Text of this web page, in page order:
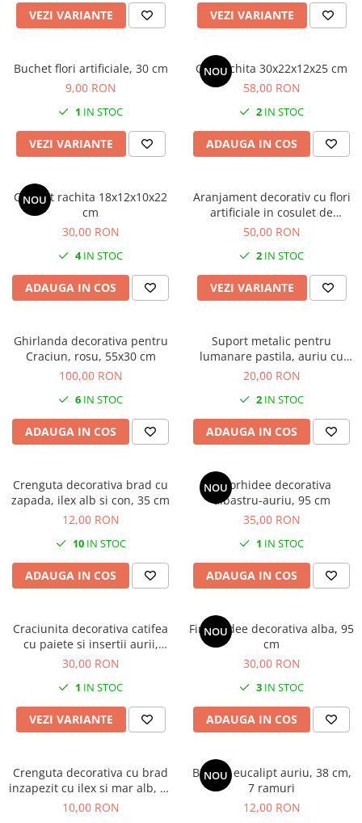
VEZI VARIANTE VEZI VARIANTE
Buchet flori artificiale, 30 cm
9,00 RON
1 IN STOC
VEZI VARIANTE
NOU
Cos rachita 30x22x12x25 cm
58,00 RON
2 IN STOC
ADAUGA IN COS
NOU
Cosulet rachita 18x12x10x22
cm
30,00 RON
4IN STOC
ADAUGA IN COS
Aranjament decorativ cu flori
artificiale in cosulet de
bambus, 12x9x34 cm
50,00 RON
2 IN STOC
VEZI VARIANTE
Ghirlanda decorativa pentru
Craciun, rosu, 55x30 cm
100,00 RON
6 IN STOC
ADAUGA IN COS
Suport metalic pentru
lumanare pastila, auriu cu
fulg de nea, 16x8 cm
20,00 RON
2 IN STOC
ADAUGA IN COS
Crenguta decorativa brad cu
zapada, ilex alb si con, 35 cm
12,00 RON
10IN STOC
ADAUGA IN COS
NOU
Fir orhidee decorativa
albastru-auriu, 95 cm
35,00 RON
1 IN STOC
ADAUGA IN COS
Craciunita decorativa catifea
cu paiete si insertii aurii,
30x40 cm verde
30,00 RON
1 IN STOC
VEZI VARIANTE
NOU
Fir orhidee decorativa alba, 95
cm
30,00 RON
3 IN STOC
ADAUGA IN COS
Crenguta decorativa cu brad
inzapezit cu ilex si mar alb, 40
cm
10,00 RON
NOU
Buchet eucalipt auriu, 38 cm,
7 ramuri
12,00 RON